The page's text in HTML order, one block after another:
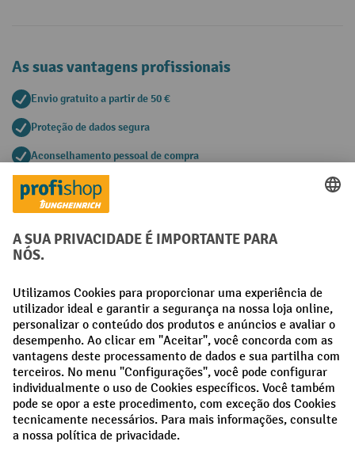
As suas vantagens profissionais
Envio gratuito a partir de 50 €
Proteção de dados segura
Aconselhamento pessoal de compra
Métodos de pagamento
Redes sociais
Facebook
LinkedIn
Instagram
Termos e condições gerais Aviso Legal